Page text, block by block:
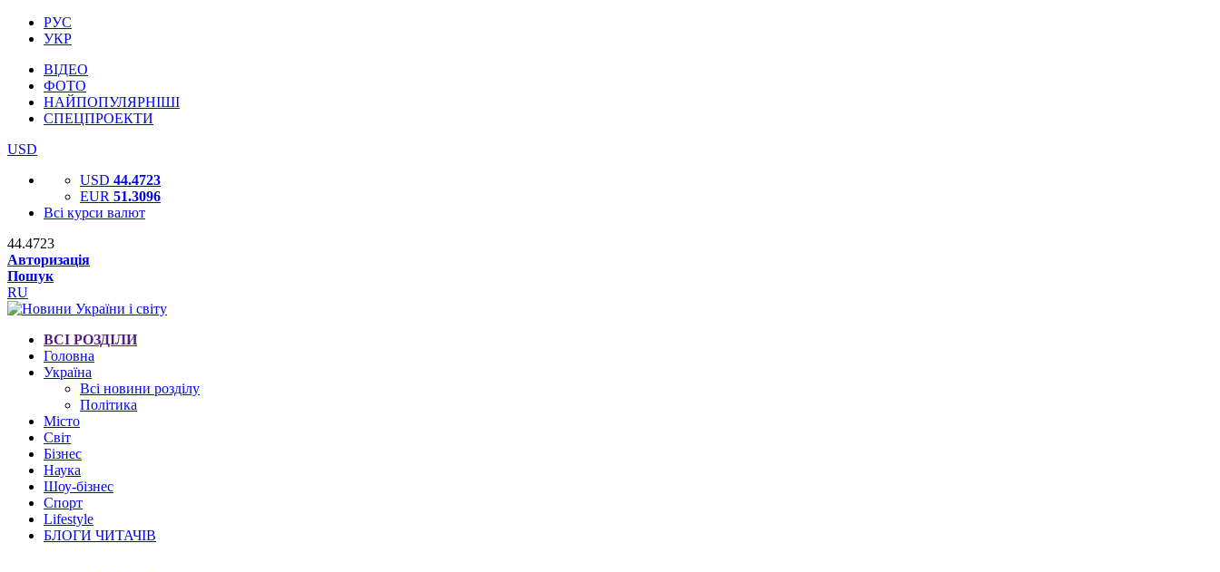
РУС
УКР
ВІДЕО
ФОТО
НАЙПОПУЛЯРНІШІ
СПЕЦПРОЕКТИ
USD
USD 44.4723
EUR 51.3096
Всі курси валют
44.4723
Авторизація
Пошук
RU
ВСІ РОЗДІЛИ
Головна
Україна
Всі новини розділу
Політика
Місто
Світ
Бізнес
Наука
Шоу-бізнес
Спорт
Lifestyle
БЛОГИ ЧИТАЧІВ